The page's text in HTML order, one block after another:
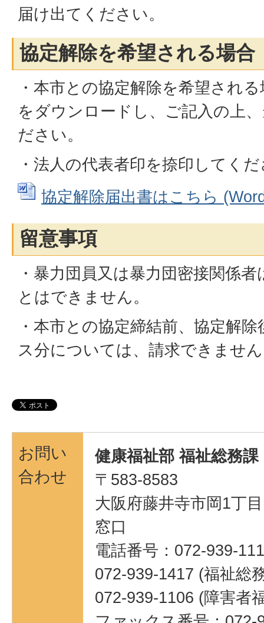
届け出てください。
協定解除を希望される場合
・本市との協定解除を希望され
をダウンロードし、ご記入の上
ださい。
・法人の代表者印を捺印してく
協定解除届出書はこちら
留意事項
・暴力団員又は暴力団密接関係
とはできません。
・本市との協定締結前、協定解
ス分については、請求できませ
お問い
合わせ
健康福祉部 福祉総務課
〒583-8583
大阪府藤井寺市岡1丁
窓口
電話番号：072-939-
072-939-1417 (福祉総
072-939-1106 (障害者